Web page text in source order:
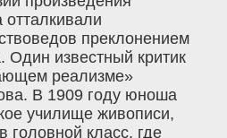
преклонением
Один известный критик
реализме»
В 1909 году юноша
училище живописи,
головной класс, где